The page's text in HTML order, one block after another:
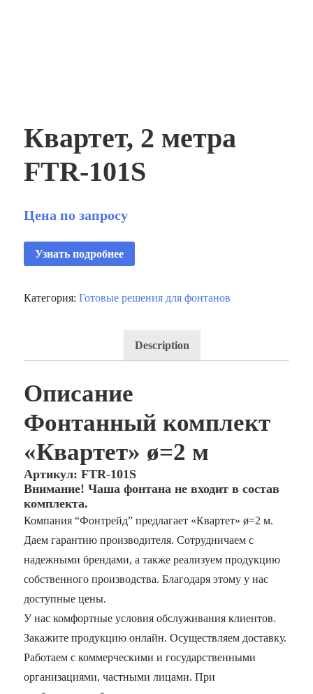
Квартет, 2 метра
FTR‑101S
Цена по запросу
Узнать подробнее
Категория:Готовые решения для фонтанов
Description
Описание
Фонтанный комплект
«Квартет» ø=2 м
Артикул: FTR-101S
Внимание! Чаша фонтана не входит в состав
комплекта.
Компания “Фонтрейд” предлагает «Квартет» ø=2 м.
Даем гарантию производителя. Сотрудничаем с
надежными брендами, а также реализуем продукцию
собственного производства. Благодаря этому у нас
доступные цены.
У нас комфортные условия обслуживания клиентов.
Закажите продукцию онлайн. Осуществляем доставку.
Работаем с коммерческими и государственными
организациями, частными лицами. При